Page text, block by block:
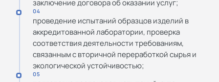
заключение договора об оказании услуг;
04
проведение испытаний образцов изделий в
аккредитованной лаборатории, проверка
соответствия деятельности требованиям,
связанным с вторичной переработкой сырья и
экологической устойчивостью;
05